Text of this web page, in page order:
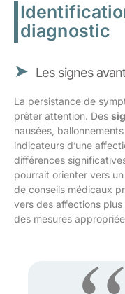
diagnostic
Les signes
La persistance de
prêter attention. Des
nausées,
indicateurs d’une
différences
pourrait orienter vers
de conseils médicaux
vers des affections
des mesures